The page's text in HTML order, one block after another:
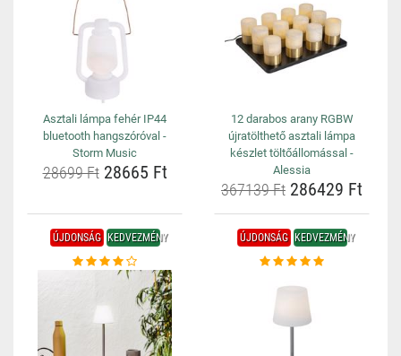
Asztali lámpa fehér IP44
bluetooth hangszóróval -
Storm Music
28699 Ft28665 Ft
12 darabos arany RGBW
újratölthető asztali lámpa
készlet töltőállomással -
Alessia
367139 Ft 286429 Ft
ÚJDONSÁG KEDVEZMÉNY ÚJDONSÁG KEDVEZMÉNY